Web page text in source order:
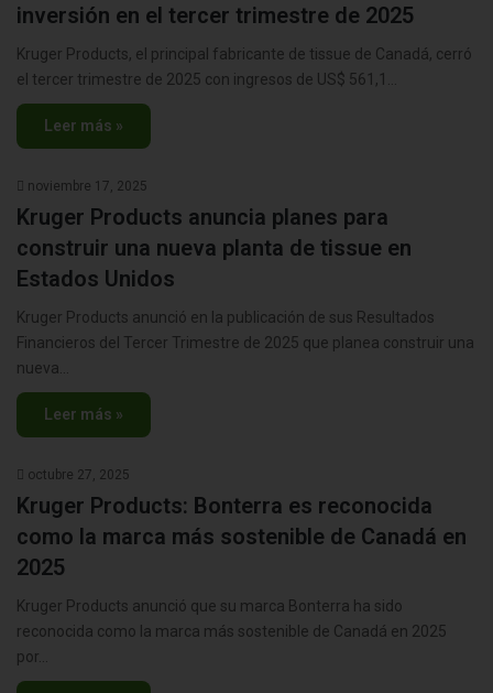
inversión en el tercer trimestre de 2025
Kruger Products, el principal fabricante de tissue de Canadá, cerró
el tercer trimestre de 2025 con ingresos de US$ 561,1…
Leer más »
noviembre 17, 2025
Kruger Products anuncia planes para
construir una nueva planta de tissue en
Estados Unidos
Kruger Products anunció en la publicación de sus Resultados
Financieros del Tercer Trimestre de 2025 que planea construir una
nueva…
Leer más »
octubre 27, 2025
Kruger Products: Bonterra es reconocida
como la marca más sostenible de Canadá en
2025
Kruger Products anunció que su marca Bonterra ha sido
reconocida como la marca más sostenible de Canadá en 2025
por…